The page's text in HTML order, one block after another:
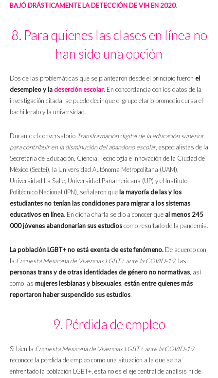
BAJÓ DRÁSTICAMENTE LA DETECCIÓN DE VIH EN 2020.
8. Para quienes las clases en línea no
han sido una opción
Dos de las problemáticas que se plantearon desde el principio fueron el
desempleo y ladeserción escolar. En concordancia con los datos de la
investigación citada, se puede decir que el grupo etario promedio cursa el
bachillerato y la universidad.
Durante el conversatorio Transformación digital de la educación superior
para contribuir en la disminución del abandono escolar, especialistas de la
Secretaria de Educación, Ciencia, Tecnología e Innovación de la Ciudad de
México (Sectei), la Universidad Autónoma Metropolitana (UAM),
Universidad La Salle, Universidad Panamericana (UP) y el Instituto
Politécnico Nacional (IPN), señalaron que la mayoría de las y los
estudiantes no tenían las condiciones para migrar a los sistemas
educativos en línea. En dicha charla se dio a conocer que al menos 245
000 jóvenes abandonarían sus estudioscomo resultado de la pandemia.
La población LGBT+ no está exenta de este fenómeno. De acuerdo con
la Encuesta Mexicana de Vivencias LGBT+ ante la COVID-19, las
personas trans y de otras identidades de género no normativas, así
como las mujeres lesbianas y bisexuales, están entre quienes más
reportaron haber suspendido sus estudios.
9. Pérdida de empleo
Si bien la Encuesta Mexicana de Vivencias LGBT+ ante la COVID-19
reconoce la pérdida de empleo como una situación a la que se ha
enfrentado la población LGBT+, esta no es el eje central de análisis ni de